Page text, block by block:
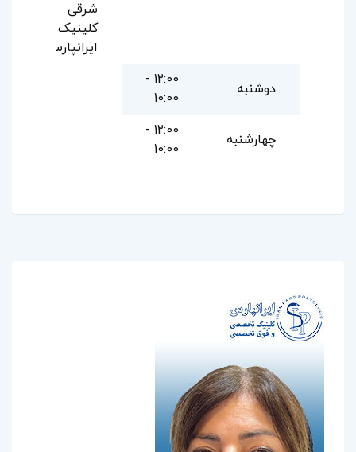
شرقی
کلینیک
ایرانپارس
دوشنبه
12:00 -
10:00
چهارشنبه
12:00 -
10:00